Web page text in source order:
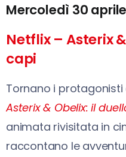
Mercoledì 30
Netflix – Asterix
capi
Tornano i protagonisti
Asterix & Obelix: il
animata rivisitata in
raccontano le